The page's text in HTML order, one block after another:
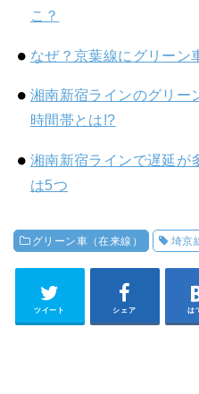
こ？
なぜ？京葉線にグリーン
湘南新宿ラインのグリー
時間帯とは!?
湘南新宿ラインで遅延が
は5つ
グリーン車（在来線） 埼京
ツイート シェア は